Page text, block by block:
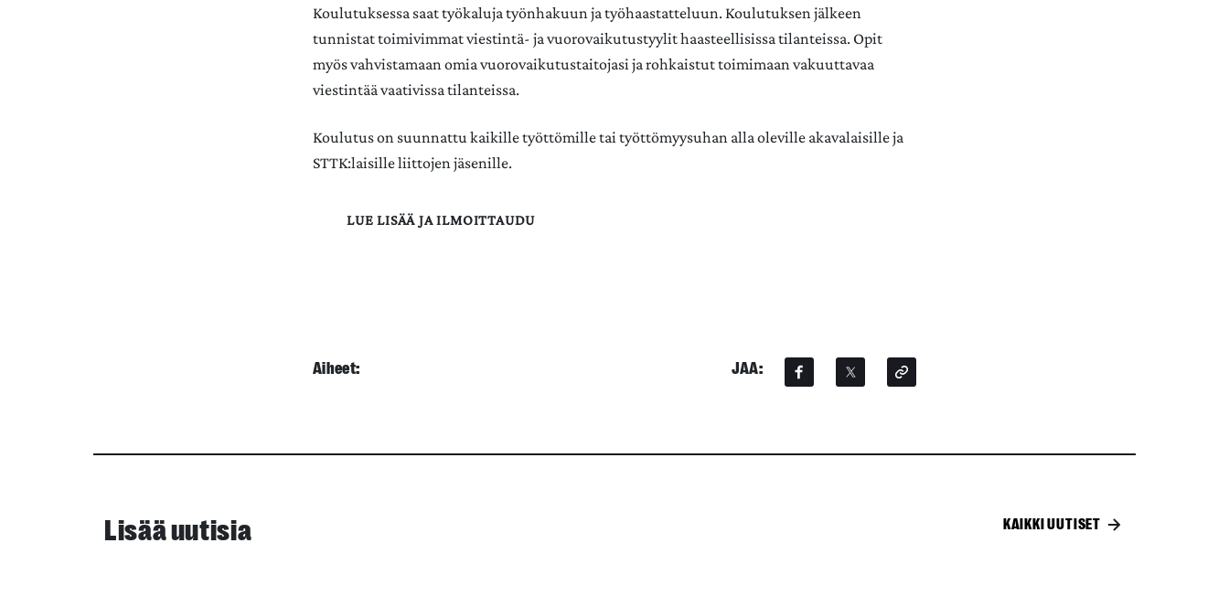
Koulutuksessa saat työkaluja työnhakuun ja työhaastatteluun. Koulutuksen jälkeen
tunnistat toimivimmat viestintä- ja vuorovaikutustyylit haasteellisissa tilanteissa. Opit
myös vahvistamaan omia vuorovaikutustaitojasi ja rohkaistut toimimaan vakuuttavaa
viestintää vaativissa tilanteissa.
Koulutus on suunnattu kaikille työttömille tai työttömyysuhan alla oleville akavalaisille ja
STTK:laisille liittojen jäsenille.
LUE LISÄÄ JA ILMOITTAUDU
Aiheet: JAA:
Lisää uutisia KAIKKI UUTISET